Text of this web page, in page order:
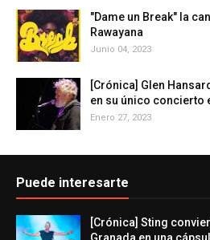
"Dame un Break" la
Rawayana
Junio 04, 2023
[Crónica] Glen
en su único concierto
Enero 27, 2023
Puede interesarte
[Crónica] Sting